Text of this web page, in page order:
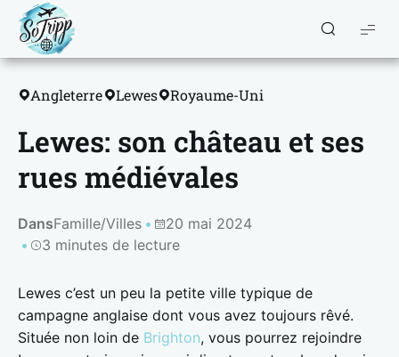
So
Tripp
Angleterre Lewes Royaume-Uni
Lewes: son château et ses
rues médiévales
DansFamille/Villes
20 mai 2024
3 minutes de lecture
Lewes c’est un peu la petite ville typique de
campagne anglaise dont vous avez toujours rêvé.
Située non loin de Brighton, vous pourrez rejoindre